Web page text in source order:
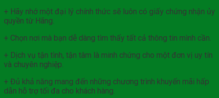
+ Hãy nhớ một đại lý chính thức sẽ luôn có giấy chứng nhận ủy
quyền từ Hãng.
+ Chọn nơi mà bạn dễ dàng tìm thấy tất cả thông tin mình cần.
+ Dịch vụ tận tình, tận tâm là minh chứng cho một đơn vị uy tín
và chuyên nghiệp.
+ Đủ khả năng mang đến những chương trình khuyến mãi hấp
dẫn hỗ trợ tối đa cho khách hàng.